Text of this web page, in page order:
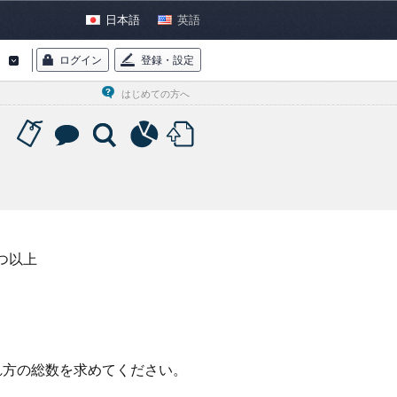
ログイン 登録・設定
日本語 英語
はじめての方へ
以上
の総数を求めてください。